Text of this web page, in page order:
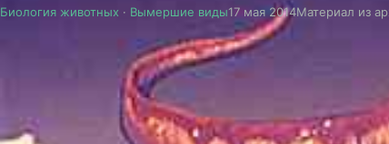
Биология животных · Вымершие виды17 мая 2014Материал из